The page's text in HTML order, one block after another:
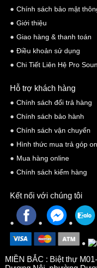
Chính sách bảo mật
Giới thiệu
Giao hàng & thanh toán
Điều khoản sử dụng
Chi Tiết Liên Hệ Pro
Hỗ trợ khách hàng
Chính sách đổi trả hàng
Chính sách bảo hành
Chính sách vận chuyển
Hình thức mua trả góp
Mua hàng online
Chính sách kiểm hàng
Kết nối với chúng tôi
MIỀN BẮC : Biệt thự